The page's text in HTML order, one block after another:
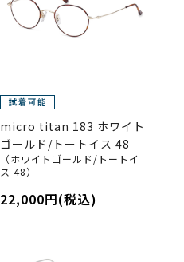
micro titan 183 ホワイト
ゴールド/トートイス 48
（ホワイトゴールド/トートイ
ス 48）
22,000円(税込)